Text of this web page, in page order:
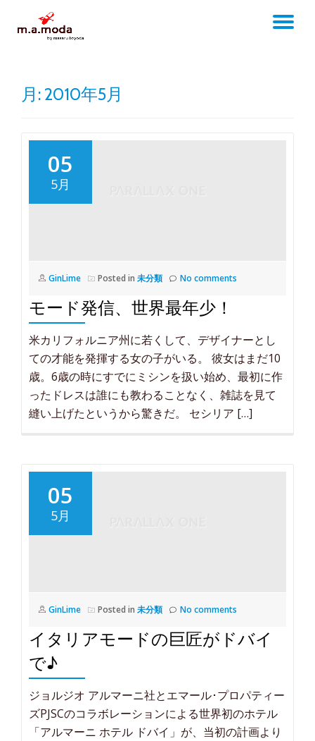
月: 2010年5月
05
5月
GinLime Posted in 未分類 No comments
モード発信、世界最年少！
米カリフォルニア州に若くして、デザイナーとし
ての才能を発揮する女の子がいる。 彼女はまだ10
歳。6歳の時にすでにミシンを扱い始め、最初に作
ったドレスは誰にも教わることなく、雑誌を見て
縫い上げたというから驚きだ。 セシリア […]
05
5月
GinLime Posted in 未分類 No comments
イタリアモードの巨匠がドバイ
で♪
ジョルジオ アルマーニ社とエマール･プロパティー
ズPJSCのコラボレーションによる世界初のホテル
「アルマーニ ホテル ドバイ」が、当初の計画より